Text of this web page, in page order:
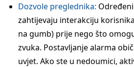
Dozvole preglednika:
zahtijevaju interakciju
na gumb) prije nego što
zvuka. Postavljanje alarma
uvjet. Ako ste u nedoumici,